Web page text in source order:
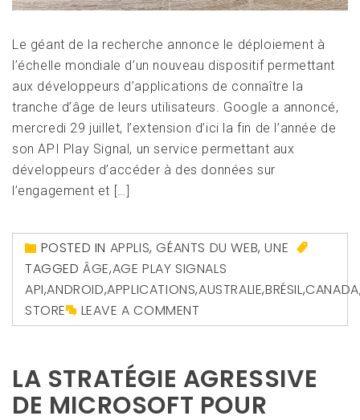
Le géant de la recherche annonce le déploiement à
l’échelle mondiale d’un nouveau dispositif permettant
aux développeurs d’applications de connaître la
tranche d’âge de leurs utilisateurs. Google a annoncé,
mercredi 29 juillet, l’extension d’ici la fin de l’année de
son API Play Signal, un service permettant aux
développeurs d’accéder à des données sur
l’engagement et […]
POSTED IN APPLIS,GÉANTS DU WEB,UNE
TAGGEDÂGE,AGE PLAY SIGNALS
API,ANDROID,APPLICATIONS,AUSTRALIE,BRÉSIL,CANADA
STORE
LEAVE A COMMENT
LA STRATÉGIE AGRESSIVE
DE MICROSOFT POUR